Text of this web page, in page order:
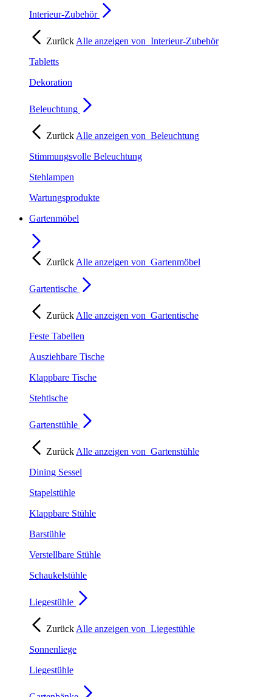
Interieur-Zubehör
Zurück Alle anzeigen von Interieur-Zubehör
Tabletts
Dekoration
Beleuchtung
Zurück Alle anzeigen von Beleuchtung
Stimmungsvolle Beleuchtung
Stehlampen
Wartungsprodukte
Gartenmöbel
Zurück Alle anzeigen von Gartenmöbel
Gartentische
Zurück Alle anzeigen von Gartentische
Feste Tabellen
Ausziehbare Tische
Klappbare Tische
Stehtische
Gartenstühle
Zurück Alle anzeigen von Gartenstühle
Dining Sessel
Stapelstühle
Klappbare Stühle
Barstühle
Verstellbare Stühle
Schaukelstühle
Liegestühle
Zurück Alle anzeigen von Liegestühle
Sonnenliege
Liegestühle